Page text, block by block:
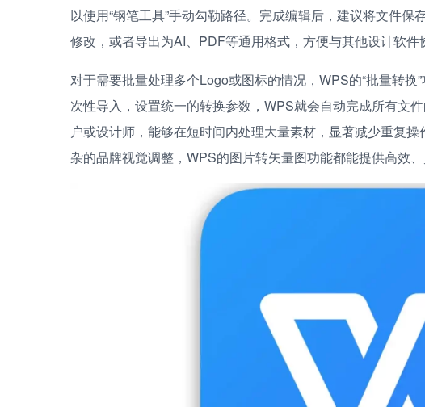
以使用“钢笔工具”手动勾勒路径。完成编辑后，建议将文件
修改，或者导出为AI、PDF等通用格式，方便与其他设计软件
对于需要批量处理多个Logo或图标的情况，WPS的“批量转
次性导入，设置统一的转换参数，WPS就会自动完成所有文
户或设计师，能够在短时间内处理大量素材，显著减少重复
杂的品牌视觉调整，WPS的图片转矢量图功能都能提供高效